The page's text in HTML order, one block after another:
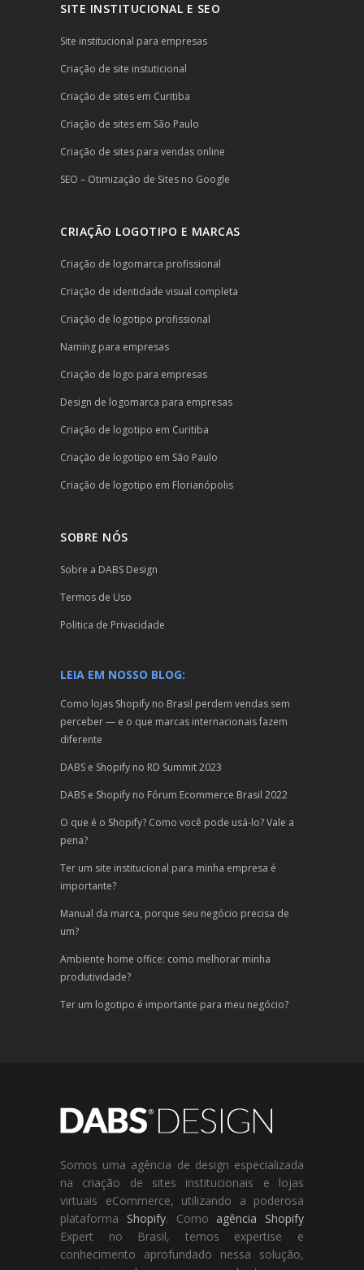
SITE INSTITUCIONAL E SEO
Site institucional para empresas
Criação de site instuticional
Criação de sites em Curitiba
Criação de sites em São Paulo
Criação de sites para vendas online
SEO – Otimização de Sites no Google
CRIAÇÃO LOGOTIPO E MARCAS
Criação de logomarca profissional
Criação de identidade visual completa
Criação de logotipo profissional
Naming para empresas
Criação de logo para empresas
Design de logomarca para empresas
Criação de logotipo em Curitiba
Criação de logotipo em São Paulo
Criação de logotipo em Florianópolis
SOBRE NÓS
Sobre a DABS Design
Termos de Uso
Politica de Privacidade
LEIA EM NOSSO BLOG:
Como lojas Shopify no Brasil perdem vendas sem
perceber — e o que marcas internacionais fazem
diferente
DABS e Shopify no RD Summit 2023
DABS e Shopify no Fórum Ecommerce Brasil 2022
O que é o Shopify? Como você pode usá-lo? Vale a
pena?
Ter um site institucional para minha empresa é
importante?
Manual da marca, porque seu negócio precisa de
um?
Ambiente home office: como melhorar minha
produtividade?
Ter um logotipo é importante para meu negócio?
Somos uma agência de design especializada
na criação de sites institucionais e lojas
virtuais eCommerce, utilizando a poderosa
plataforma Shopify. Como agência Shopify
Expert no Brasil, temos expertise e
conhecimento aprofundado nessa solução,